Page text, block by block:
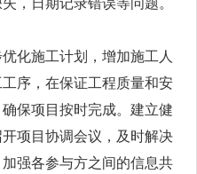
，日期记录错误等问题。
化施工计划，增加施工人
序，在保证工程质量和安
保项目按时完成。建立健
项目协调会议，及时解决
强各参与方之间的信息共